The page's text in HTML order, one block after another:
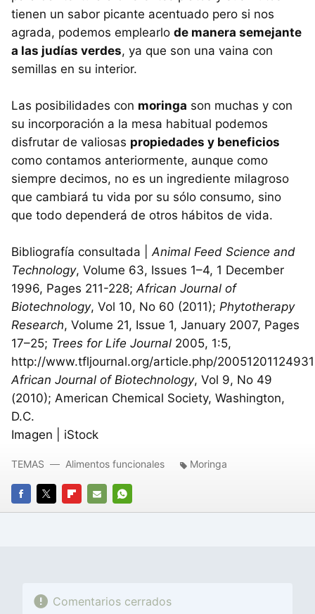
tienen un sabor picante acentuado pero si nos
agrada, podemos emplearlo de manera semejante
a las judías verdes, ya que son una vaina con
semillas en su interior.
Las posibilidades con moringa son muchas y con
su incorporación a la mesa habitual podemos
disfrutar de valiosas propiedades y beneficios
como contamos anteriormente, aunque como
siempre decimos, no es un ingrediente milagroso
que cambiará tu vida por su sólo consumo, sino
que todo dependerá de otros hábitos de vida.
Bibliografía consultada |Animal Feed Science and
Technology, Volume 63, Issues 1–4, 1 December
1996, Pages 211-228;African Journal of
Biotechnology, Vol 10, No 60 (2011); Phytotherapy
Research, Volume 21, Issue 1, January 2007, Pages
17–25; Trees for Life Journal 2005, 1:5,
http://www.tfljournal.org/article.php/
African Journal of Biotechnology, Vol 9, No 49
(2010); American Chemical Society, Washington,
D.C.
Imagen | iStock
FACEBOOK
TWITTERFLIPBOARD
E-
WHATSAPP
TEMAS Alimentos funcionales Moringa
Comentarios cerrados